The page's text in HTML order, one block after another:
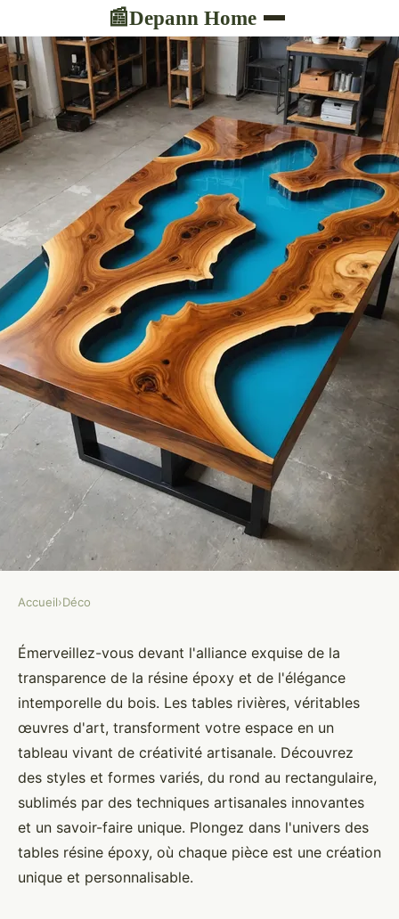
📰Depann Home
Table résine Époxy | table rivière
: art et design exceptionnels
Éva•19 juillet 2024•3 min de lecture
Accueil›Déco
Émerveillez-vous devant l'alliance exquise de la
transparence de la résine époxy et de l'élégance
intemporelle du bois. Les tables rivières, véritables
œuvres d'art, transforment votre espace en un
tableau vivant de créativité artisanale. Découvrez
des styles et formes variés, du rond au rectangulaire,
sublimés par des techniques artisanales innovantes
et un savoir-faire unique. Plongez dans l'univers des
tables résine époxy, où chaque pièce est une création
unique et personnalisable.